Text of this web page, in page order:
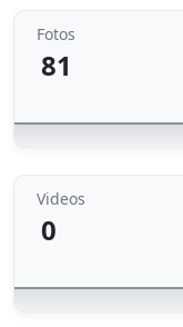
Fotos
81
Videos
0